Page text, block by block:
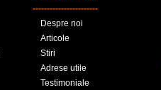
-----------------------
Despre noi
Articole
Stiri
Adrese utile
Testimoniale